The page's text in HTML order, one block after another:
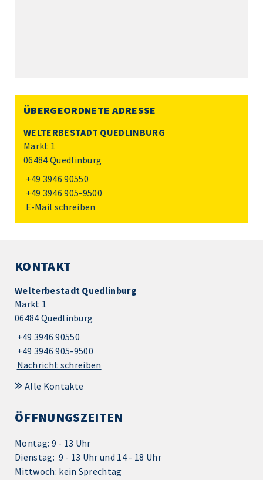
ÜBERGEORDNETE ADRESSE
WELTERBESTADT QUEDLINBURG
Markt 1
06484 Quedlinburg
+49 3946 90550
+49 3946 905-9500
E-Mail schreiben
KONTAKT
Welterbestadt Quedlinburg
Markt 1
06484 Quedlinburg
+49 3946 90550
+49 3946 905-9500
Nachricht schreiben
Alle Kontakte
ÖFFNUNGSZEITEN
Montag: 9 - 13 Uhr
Dienstag: 9 - 13 Uhr und 14 - 18 Uhr
Mittwoch: kein Sprechtag